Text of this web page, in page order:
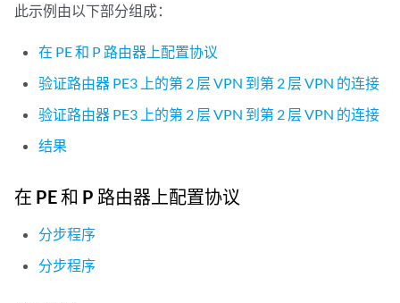
此示例由以下部分组成：
在 PE 和 P 路由器上配置协议
验证路由器 PE3 上的第 2 层 VPN 到第 2 层 VPN 的连接
验证路由器 PE3 上的第 2 层 VPN 到第 2 层 VPN 的连接
结果
在 PE 和 P 路由器上配置协议
分步程序
分步程序